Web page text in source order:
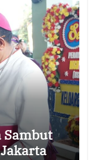
Sambut